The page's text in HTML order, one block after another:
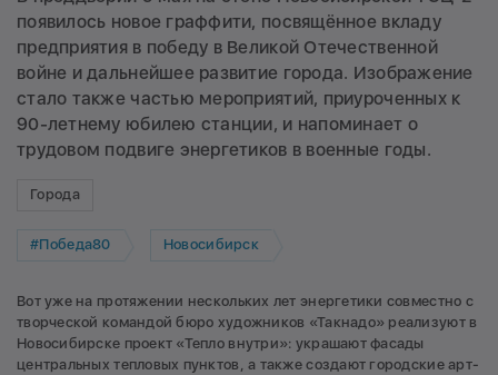
появилось новое граффити, посвящённое вкладу
предприятия в победу в Великой Отечественной
войне и дальнейшее развитие города. Изображение
стало также частью мероприятий, приуроченных к
90-летнему юбилею станции, и напоминает о
трудовом подвиге энергетиков в военные годы.
Города
#Победа80 Новосибирск
Вот уже на протяжении нескольких лет энергетики совместно с
творческой командой бюро художников «Такнадо» реализуют в
Новосибирске проект «Тепло внутри»: украшают фасады
центральных тепловых пунктов, а также создают городские арт-